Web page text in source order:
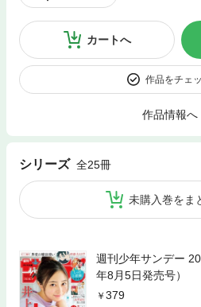
カートへ
作品をチェ
作品情報へ
シリーズ 全25冊
未購入巻をま
週刊少年サンデー
年8月5日発売号）
379